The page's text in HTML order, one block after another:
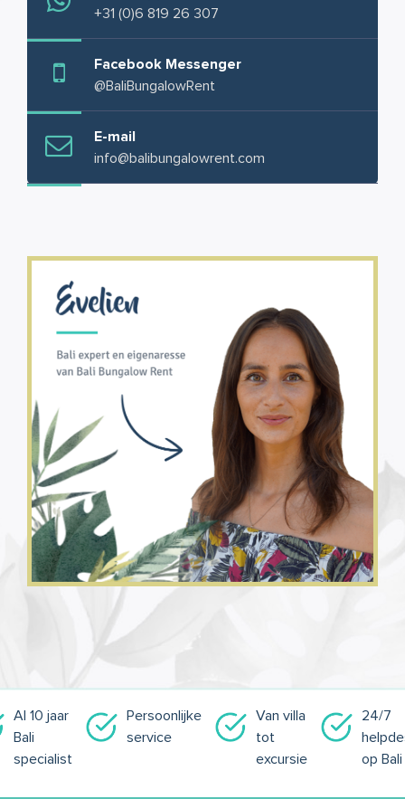
+31 (0)6 819 26 307
Facebook Messenger
@BaliBungalowRent
E-mail
info@balibungalowrent.com
Al 10 jaar
Bali
specialist
Persoonlijke
service
Van villa
tot
excursie
24/7
op Bali